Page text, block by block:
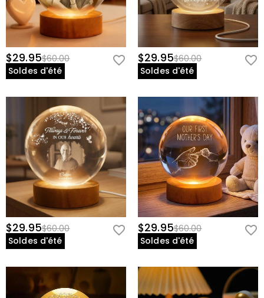
$29.95$60.00
Soldes d'été
$29.95$60.00
Soldes d'été
$29.95$60.00
Soldes d'été
$29.95$60.00
Soldes d'été